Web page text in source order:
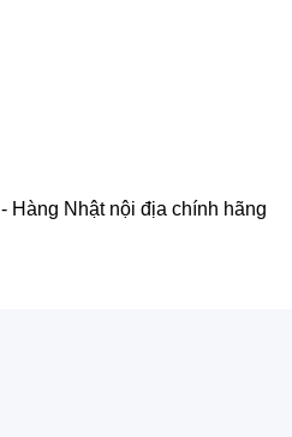
Hàng Nhật nội địa chính hãng